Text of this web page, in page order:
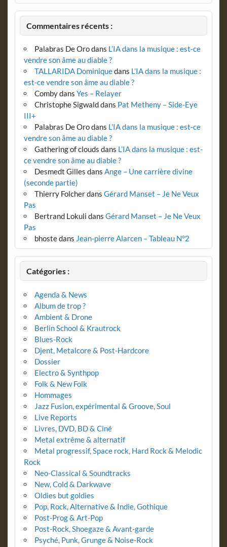
Commentaires récents :
Palabras De Orodans L’IA dans la musique : est-ce
vendre son âme au diable ?
TALLARIDA Dominiquedans L’IA dans la musique :
est-ce vendre son âme au diable ?
Combydans Yes – Relayer
Christophe Sigwalddans Pat Metheny – Side-Eye
III+
Palabras De Orodans L’IA dans la musique : est-ce
vendre son âme au diable ?
Gathering of clouds dans L’IA dans la musique : est-
ce vendre son âme au diable ?
Desmedt Gilles dans Ange – Une carrière divine
(seconde partie)
Thierry Folcherdans Gérard Manset – Je Ne Veux
Pas
Bertrand Lokuli dans Gérard Manset – Je Ne Veux
Pas
bhostedans Jean-pierre Alarcen – Tableau N°2
Catégories :
Agenda & News
Album de trop ?
Ambient & Drone
Berlin School & Krautrock
Blues-Rock
Djent, Metalcore & Post-Hardcore
Dossier
Electro & Synthpop
Folk & New Folk
Hommages
Jazz Fusion, expérimental & Groove, Soul
Live Reports
Livres, DVD, BD & Ciné
Metal extrême & alternatif
Metal progressif, Space rock, Hard Rock & Melodic
Rock
Neo-Classical & Soundtracks
New, Cold & Darkwave
Oldies but goldies
Pop, Rock, Alternative & Indie, Gothique
Post-Prog & Art-Pop
Post-Rock, Shoegaze & Avant-garde
Psyché, Punk, Grunge & Noise-Rock